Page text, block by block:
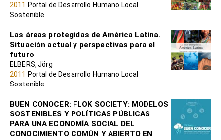
2011 Portal de Desarrollo Humano Local
Sostenible
Las áreas protegidas de América Latina.
Situación actual y perspectivas para el
futuro
ELBERS, Jörg
2011 Portal de Desarrollo Humano Local
Sostenible
BUEN CONOCER: FLOK SOCIETY: MODELOS
SOSTENIBLES Y POLÍTICAS PÚBLICAS
PARA UNA ECONOMÍA SOCIAL DEL
CONOCIMIENTO COMÚN Y ABIERTO EN